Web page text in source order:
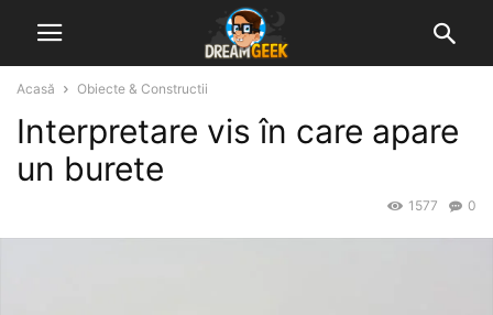
Acasă Obiecte & Constructii
Interpretare vis în care apare
un burete
0
1577